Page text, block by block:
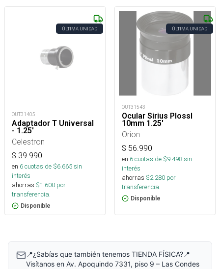
ÚLTIMA UNIDAD
OUT31405
Adaptador T Universal
- 1.25'
Celestron
$ 39.990
en 6cuotas de $6.665sin
interés
ahorras $1.600 por
transferencia.
Disponible
ÚLTIMA UNIDAD
OUT31543
Ocular Sirius Plossl
10mm 1.25'
Orion
$ 56.990
en 6cuotas de $9.498sin
interés
ahorras $2.280 por
transferencia.
Disponible
📍¿Sabías que también tenemos TIENDA FÍSICA?📍
Visítanos en Av. Apoquindo 7331, piso 9 – Las Condes